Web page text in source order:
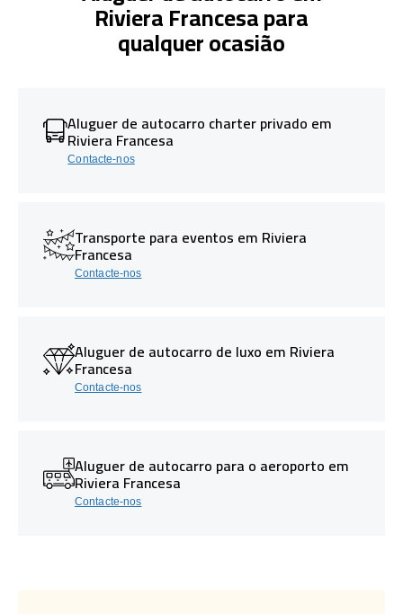
Riviera Francesa para
qualquer ocasião
Aluguer de autocarro charter privado em
Riviera Francesa
Contacte-nos
Transporte para eventos em Riviera
Francesa
Contacte-nos
Aluguer de autocarro de luxo em Riviera
Francesa
Contacte-nos
Aluguer de autocarro para o aeroporto em
Riviera Francesa
Contacte-nos